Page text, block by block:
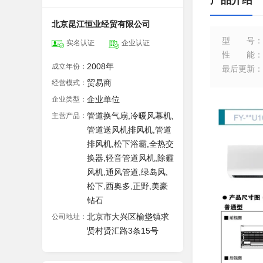
北京昆江恒业经贸有限公司
实名认证 企业认证
成立年份： 2008年
经营模式： 贸易商
企业类型： 企业单位
主营产品： 管道换气扇,冷暖风幕机,
管道送风机排风机,管道
排风机,松下浴霸,全热交
换器,轻音管道风机,除霾
风机,通风管道,绿岛风,
松下,西奥多,正野,美豪
钻石
公司地址： 北京市大兴区榆垡镇求
贤村贤汇路3条15号
型号 ：
性能 ：
最后更新 ：